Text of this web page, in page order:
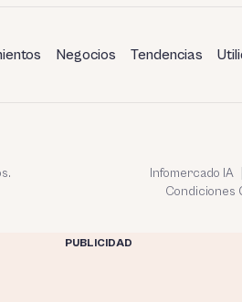
Negocios Tendencias
Infomercado IA
Condiciones
PUBLICIDAD